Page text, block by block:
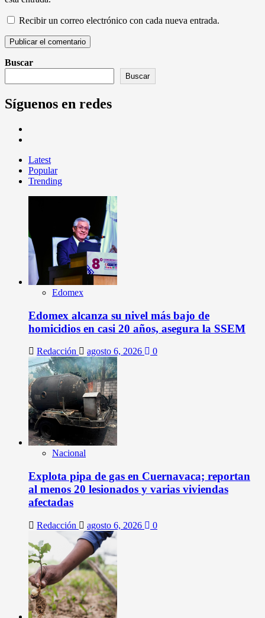
Recibir un correo electrónico con cada nueva entrada.
Buscar
Buscar
Síguenos en redes
Latest
Popular
Trending
Edomex
Edomex alcanza su nivel más bajo de
homicidios en casi 20 años, asegura la SSEM
Redacción agosto 6, 2026 0
Nacional
Explota pipa de gas en Cuernavaca; reportan
al menos 20 lesionados y varias viviendas
afectadas
Redacción agosto 6, 2026 0